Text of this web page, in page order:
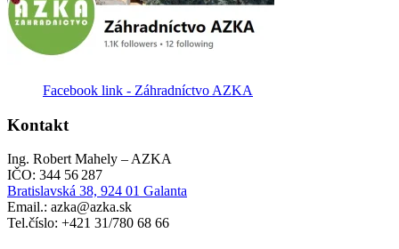
Facebook link - Záhradníctvo AZKA
Kontakt
Ing. Robert Mahely – AZKA
IČO: 344 56 287
Bratislavská 38, 924 01 Galanta
Email.: azka@azka.sk
Tel.číslo: +421 31/780 68 66